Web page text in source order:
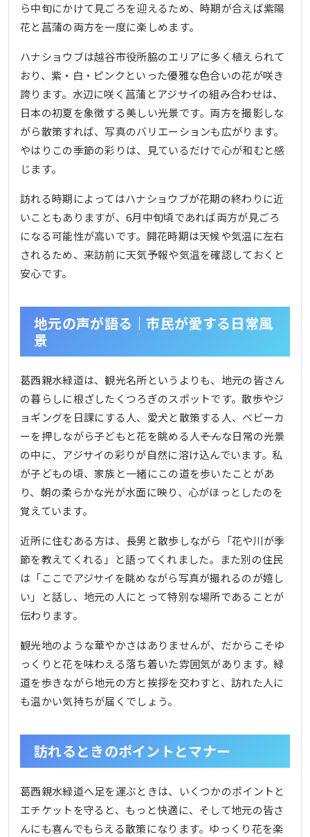
ら中旬にかけて見ごろを迎えるため、時期が合えば紫陽
花と菖蒲の両方を一度に楽しめます。
ハナショウブは越谷市役所脇のエリアに多く植えられて
おり、紫・白・ピンクといった優雅な色合いの花が咲き
誇ります。水辺に咲く菖蒲とアジサイの組み合わせは、
日本の初夏を象徴する美しい光景です。両方を撮影しな
がら散策すれば、写真のバリエーションも広がります。
やはりこの季節の彩りは、見ているだけで心が和むと感
じます。
訪れる時期によってはハナショウブが花期の終わりに近
いこともありますが、6月中旬頃であれば両方が見ごろ
になる可能性が高いです。開花時期は天候や気温に左右
されるため、来訪前に天気予報や気温を確認しておくと
安心です。
地元の声が語る｜市民が愛する日常風
景
葛西親水緑道は、観光名所というよりも、地元の皆さん
の暮らしに根ざしたくつろぎのスポットです。散歩やジ
ョギングを日課にする人、愛犬と散策する人、ベビーカ
ーを押しながら子どもと花を眺める人――そんな日常の光景
の中に、アジサイの彩りが自然に溶け込んでいます。私
が子どもの頃、家族と一緒にこの道を歩いたことがあ
り、朝の柔らかな光が水面に映り、心がほっとしたのを
覚えています。
近所に住むある方は、長男と散歩しながら「花や川が季
節を教えてくれる」と語ってくれました。また別の住民
は「ここでアジサイを眺めながら写真が撮れるのが嬉し
い」と話し、地元の人にとって特別な場所であることが
伝わります。
観光地のような華やかさはありませんが、だからこそゆ
っくりと花を味わえる落ち着いた雰囲気があります。緑
道を歩きながら地元の方と挨拶を交わすと、訪れた人に
も温かい気持ちが届くでしょう。
訪れるときのポイントとマナー
葛西親水緑道へ足を運ぶときは、いくつかのポイントと
エチケットを守ると、もっと快適に、そして地元の皆さ
んにも喜んでもらえる散策になります。ゆっくり花を楽